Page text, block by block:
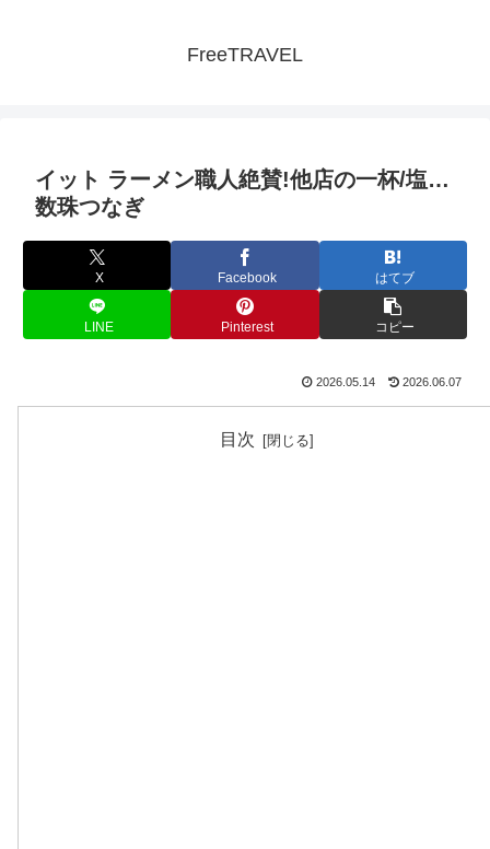
FreeTRAVEL
イット ラーメン職人絶賛!他店の一杯/塩…
数珠つなぎ
X Facebook はてブ
LINE Pinterest コピー
2026.05.14 2026.06.07
目次